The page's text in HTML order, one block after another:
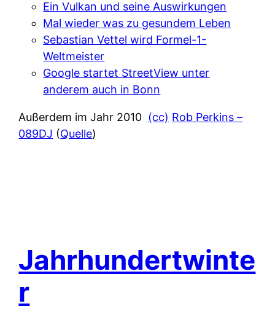
Ein Vulkan und seine Auswirkungen
Mal wieder was zu gesundem Leben
Sebastian Vettel wird Formel-1-
Weltmeister
Google startet StreetView unter
anderem auch in Bonn
Außerdem im Jahr 2010 (cc) Rob Perkins –
089DJ (Quelle)
Jahrhundertwinte
r